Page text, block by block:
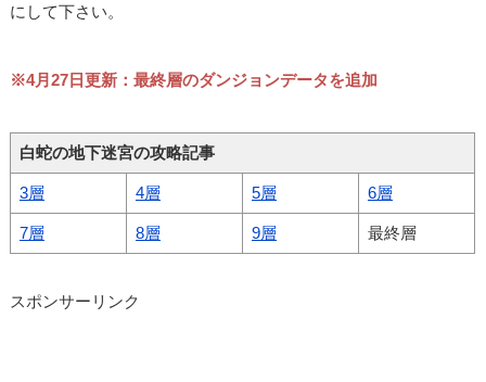
にして下さい。
※4月27日更新：最終層のダンジョンデータを追加
白蛇の地下迷宮の攻略記事
3層 4層 5層 6層
7層 8層 9層 最終層
スポンサーリンク